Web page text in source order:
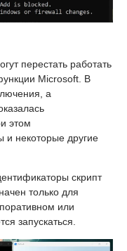
перестать работать
Microsoft. В
а
этом
и некоторые другие
скрипт
только для
или
запускаться.